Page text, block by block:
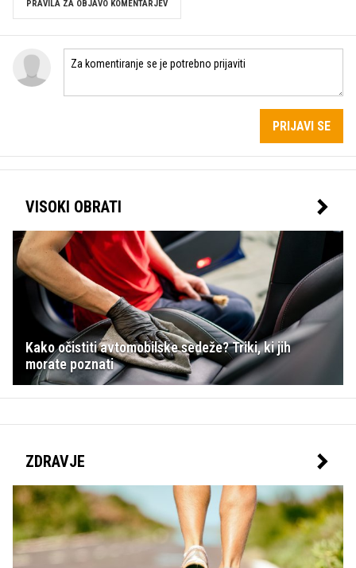
PRAVILA ZA OBJAVO KOMENTARJEV
PRIJAVI SE
VISOKI OBRATI
Kako očistiti avtomobilske sedeže? Triki, ki jih
morate poznati
ZDRAVJE